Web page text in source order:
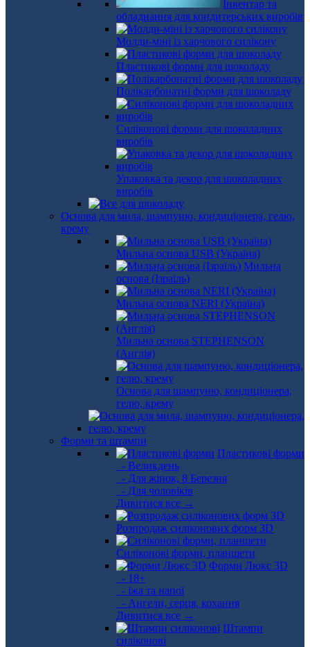
Інвентар та
обладнання для кондитерських виробів
Молди-міні із харчового силікону
Пластикові форми для шоколаду
Полікарбонатні форми для шоколаду
Силіконові форми для шоколадних
виробів
Упаковка та декор для шоколадних
виробів
Основа для мила, шампуню, кондиціонера, гелю,
крему
Мильна основа USB (Україна)
Мильна
основа (Ізраїль)
Мильна основа NERI (Україна)
Мильна основа STEPHENSON
(Англія)
Основа для шампуню, кондиціонера,
гелю, крему
Форми та штампи
Пластикові форми
- Великдень
- Для жінок, 8 Березня
- Для чоловіків
Дивитися все →
Розпродаж силіконових форм 3D
Силіконові форми, планшети
Форми Люкс 3D
- 18+
- їжа та напої
- Ангели, серця, кохання
Дивитися все →
Штампи
силіконові